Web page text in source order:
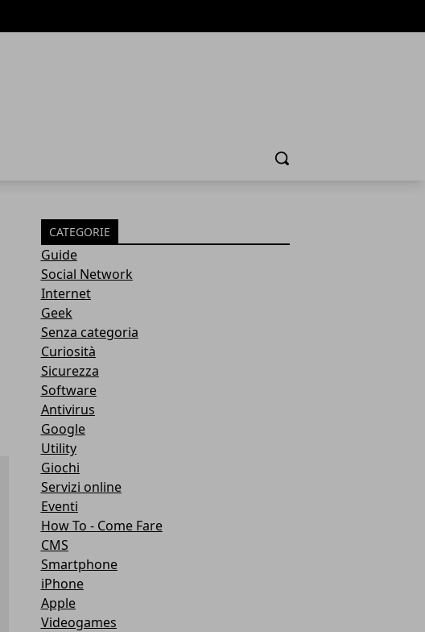
Cerca
CATEGORIE
Guide
Social Network
Internet
Geek
Senza categoria
Curiosità
Sicurezza
Software
Antivirus
Google
Utility
Giochi
Servizi online
Eventi
How To - Come Fare
CMS
Smartphone
iPhone
Apple
Videogames